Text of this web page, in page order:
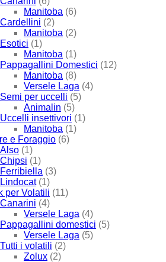
Manitoba (6)
Cardellini (2)
Manitoba (2)
Esotici (1)
Manitoba (1)
Pappagallini Domestici (12)
Manitoba (8)
Versele Laga (4)
Semi per uccelli (5)
Animalin (5)
Uccelli insettivori (1)
Manitoba (1)
e Foraggio (6)
Also (1)
Chipsi (1)
Ferribiella (3)
Lindocat (1)
per Volatili (11)
Canarini (4)
Versele Laga (4)
Pappagallini domestici (5)
Versele Laga (5)
Tutti i volatili (2)
Zolux (2)